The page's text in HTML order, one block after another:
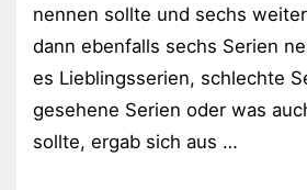
nennen sollte und sechs
dann ebenfalls sechs Serien
es Lieblingsserien, schlechte
gesehene Serien oder was
sollte, ergab sich aus …